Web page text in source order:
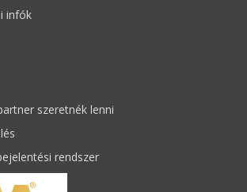
infók
szeretnék lenni
rendszer